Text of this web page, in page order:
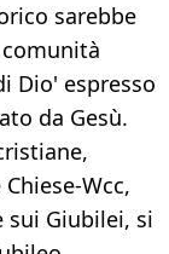
sarebbe
Dio' espresso
da Gesù.
Wcc,
sui Giubilei, si